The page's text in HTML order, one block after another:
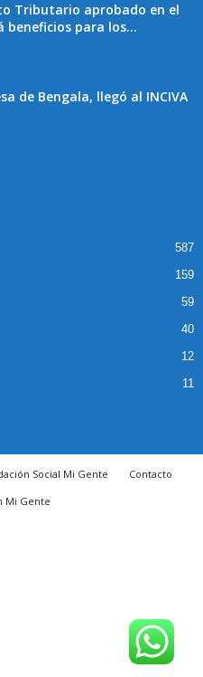
Tributario aprobado en el
beneficios para los...
de Bengala, llegó al INCIVA
587
159
59
40
12
11
Social Mi Gente
Contacto
Mi Gente